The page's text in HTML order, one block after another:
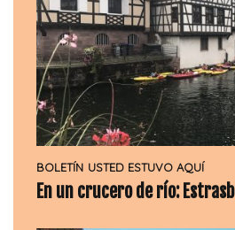
BOLETÍN USTED ESTUVO AQUÍ
En un crucero de río: